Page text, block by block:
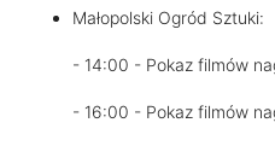
Małopolski Ogród Sztuki:
- 14:00 - Pokaz filmów
- 16:00 - Pokaz filmów